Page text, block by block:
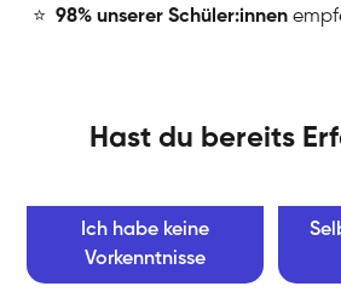
⭐ 98% unserer Schüler:innen
Hast du bereits
Ich habe keine
Vorkenntnisse